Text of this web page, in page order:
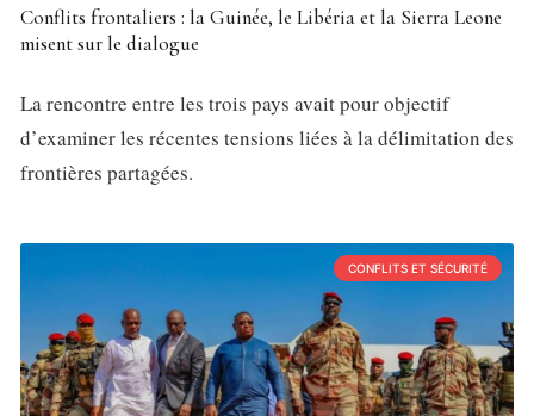
Conflits frontaliers : la Guinée, le Libéria et la Sierra Leone
misent sur le dialogue
La rencontre entre les trois pays avait pour objectif
d’examiner les récentes tensions liées à la délimitation des
frontières partagées.
CONFLITS ET SÉCURITÉ